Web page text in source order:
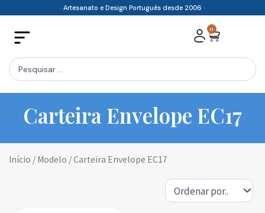
content
· Artesanato e Design Português desde 2006 ·
0
Cart
Search
...
Carteira Envelope EC17
Início / Modelo / Carteira Envelope EC17